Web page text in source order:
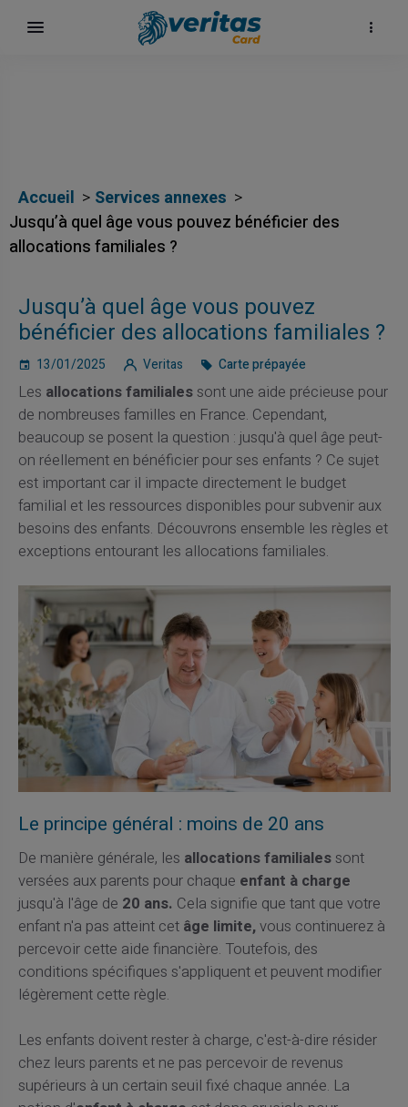
Accueil
Services annexes
Jusqu’à quel âge vous pouvez bénéficier des
allocations familiales ?
Jusqu’à quel âge vous pouvez
bénéficier des allocations familiales ?
13/01/2025 Veritas Carte prépayée
Les allocations familialessont une aide précieuse pour
de nombreuses familles en France. Cependant,
beaucoup se posent la question : jusqu'à quel âge peut-
on réellement en bénéficier pour ses enfants ? Ce sujet
est important car il impacte directement le budget
familial et les ressources disponibles pour subvenir aux
besoins des enfants. Découvrons ensemble les règles et
exceptions entourant les allocations familiales.
Le principe général : moins de 20 ans
De manière générale, les allocations familialessont
versées aux parents pour chaque enfant à charge
jusqu'à l'âge de 20 ans. Cela signifie que tant que votre
enfant n'a pas atteint cet âge limite,vous continuerez à
percevoir cette aide financière. Toutefois, des
conditions spécifiques s'appliquent et peuvent modifier
légèrement cette règle.
Les enfants doivent rester à charge, c'est-à-dire résider
chez leurs parents et ne pas percevoir de revenus
supérieurs à un certain seuil fixé chaque année. La